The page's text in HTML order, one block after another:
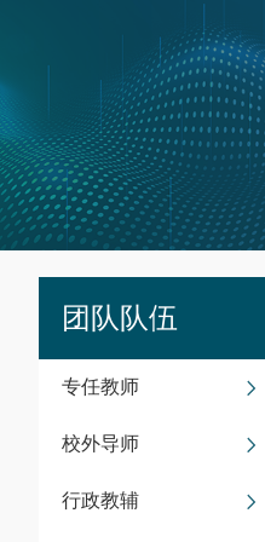
团队队伍
专任教师
校外导师
行政教辅